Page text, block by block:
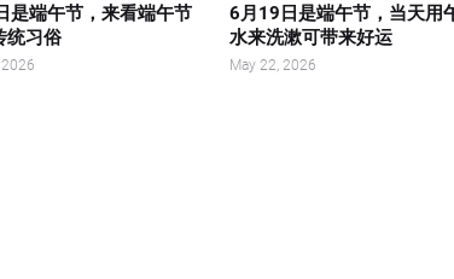
是端午节，来看端午节
统习俗
6月19日是端午节，当天用
水来洗漱可带来好运
May 22, 2026